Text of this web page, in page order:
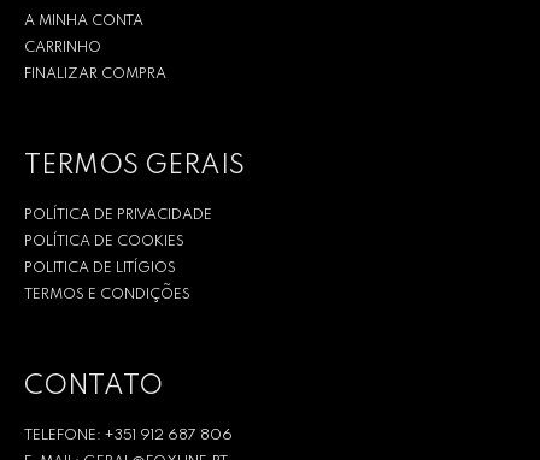
A MINHA CONTA
CARRINHO
FINALIZAR COMPRA
TERMOS GERAIS
POLÍTICA DE PRIVACIDADE
POLÍTICA DE COOKIES
POLITICA DE LITÍGIOS
TERMOS E CONDIÇÕES
CONTATO
TELEFONE: +351 912 687 806